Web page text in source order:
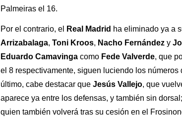
Palmeiras el 16.
Por el contrario, el Real Madrid ha eliminado ya a
Arrizabalaga, Toni Kroos, Nacho Fernández y
Eduardo Camavinga como Fede Valverde, que
el 8 respectivamente, siguen luciendo los
último, cabe destacar que Jesús Vallejo, que
aparece ya entre los defensas, y también sin
quien también volverá tras su cesión en el